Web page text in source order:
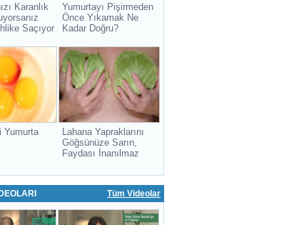
Karanlık
Saçıyor
Yumurtayı Pişirmeden
Önce Yıkamak Ne
Kadar Doğru?
Yumurta
Lahana Yapraklarını
Göğsünüze Sarın,
Faydası İnanılmaz
Tüm Videolar